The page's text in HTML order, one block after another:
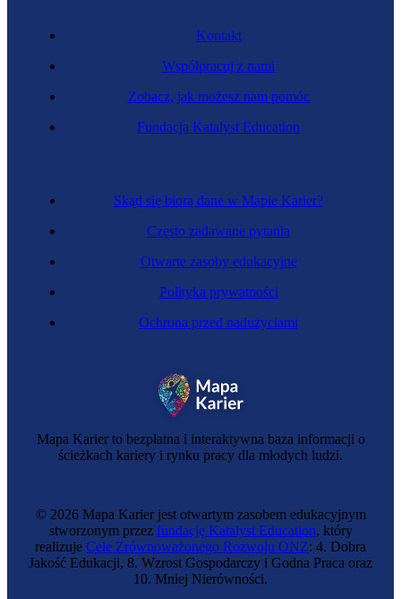
Mapa Karier to bezpłatna i interaktywna baza informacji o
ścieżkach kariery i rynku pracy dla młodych ludzi.
Skąd się biorą dane w Mapie Karier?
Często zadawane pytania
Otwarte zasoby edukacyjne
Polityka prywatności
Ochrona przed nadużyciami
Kontakt
Współpracuj z nami
Zobacz, jak możesz nam pomóc
Fundacja Katalyst Education
© 2026 Mapa Karier jest otwartym zasobem edukacyjnym
stworzonym przez fundację Katalyst Education, który
realizuje Cele Zrównoważonego Rozwoju ONZ: 4. Dobra
Jakość Edukacji, 8. Wzrost Gospodarczy i Godna Praca oraz
10. Mniej Nierówności.